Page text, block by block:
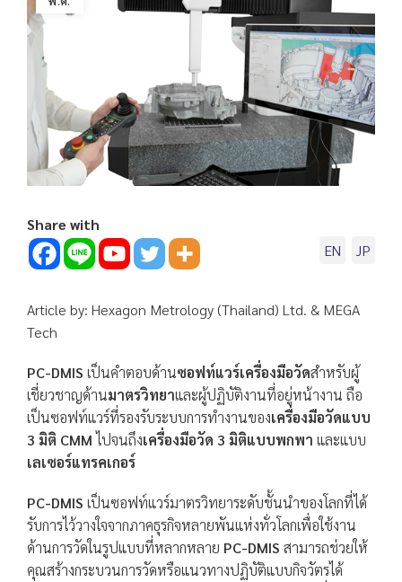
Share with
EN
JP
Article by: Hexagon Metrology (Thailand) Ltd. & MEGA
Tech
PC-DMIS เป็นคำตอบด้านซอฟท์แวร์เครื่องมือวัดสำหรับผู้
เชี่ยวชาญด้านมาตรวิทยาและผู้ปฏิบัติงานที่อยู่หน้างาน ถือ
เป็นซอฟท์แวร์ที่รองรับระบบการทำงานของเครื่องมือวัดแบบ
3 มิติ CMMไปจนถึงเครื่องมือวัด 3 มิติแบบพกพา และแบบ
เลเซอร์แทรคเกอร์
PC-DMIS เป็นซอฟท์แวร์มาตรวิทยาระดับชั้นนำของโลกที่ได้
รับการไว้วางใจจากภาคธุรกิจหลายพันแห่งทั่วโลกเพื่อใช้งาน
ด้านการวัดในรูปแบบที่หลากหลาย PC-DMIS สามารถช่วยให้
คุณสร้างกระบวนการวัดหรือแนวทางปฏิบัติแบบกิจวัตรได้